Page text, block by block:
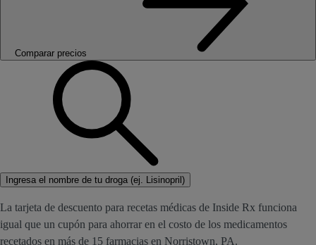
Comparar precios
Ingresa el nombre de tu droga (ej. Lisinopril)
La tarjeta de descuento para recetas médicas de Inside Rx funciona
igual que un cupón para ahorrar en el costo de los medicamentos
recetados en más de 15 farmacias en Norristown, PA.